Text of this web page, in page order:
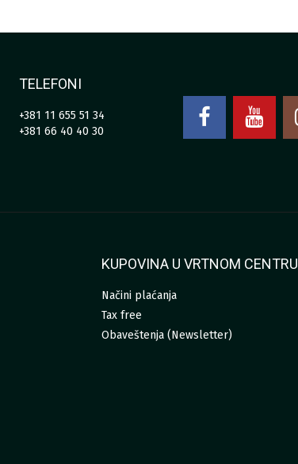
TELEFONI
+381 11 655 51 34
+381 66 40 40 30
KUPOVINA U VRTNOM CENTRU
Načini plaćanja
Tax free
Obaveštenja (Newsletter)